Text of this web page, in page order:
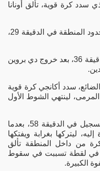
سدد كرة قوية، تألق أونانا
وتبعه دي بروين بتسديدة من على حدود المنطقة في الدقيقة 29،
وتعرض السيتي لضربة كبيرة في الدقيقة 36، بعد خروج دي بروين
سدد أكانجي كرة قوية
لينتهي الشوط الأول
وأهدر إنتر فرصة محققة لافتتاح التسجيل في الدقيقة 58، بعدما
ليتركها بغرابة ويفتكها
كرة من داخل المنطقة تألق
في لقطة تسببت في سقوط
الكبيرة.